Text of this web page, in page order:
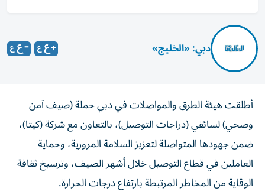
دبي: «الخليج»
أطلقت هيئة الطرق والمواصلات في دبي حملة (صيف آمن
وصحي) لسائقي (دراجات التوصيل)، بالتعاون مع شركة (كيتا)،
ضمن جهودها المتواصلة لتعزيز السلامة المرورية، وحماية
العاملين في قطاع التوصيل خلال أشهر الصيف، وترسيخ ثقافة
الوقاية من المخاطر المرتبطة بارتفاع درجات الحرارة.